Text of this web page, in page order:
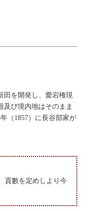
田を開発し、愛宕権現
及び境内地はそのまま
（1857）に長谷部家が
貢數を定めしより今